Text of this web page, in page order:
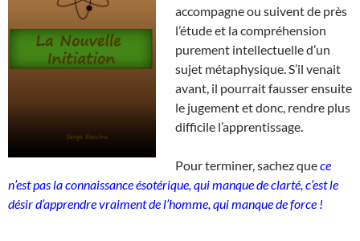
accompagne ou suivent de près
l’étude et la compréhension
purement intellectuelle d’un
sujet métaphysique. S’il venait
avant, il pourrait fausser ensuite
le jugement et donc, rendre plus
difficile l’apprentissage.
Pour terminer, sachez quece
n’est pas la connaissance ésotérique, qui manque de clarté, c’est le
désir d’apprendre vraiment de l’homme, qui manque de force !